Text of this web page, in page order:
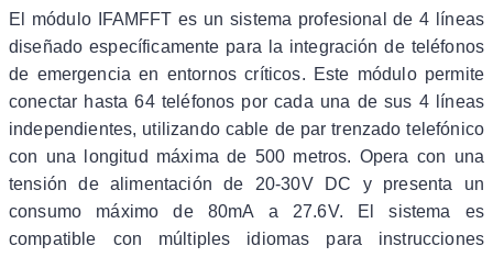
El módulo IFAMFFT es un sistema profesional de 4 líneas
diseñado específicamente para la integración de teléfonos
de emergencia en entornos críticos. Este módulo permite
conectar hasta 64 teléfonos por cada una de sus 4 líneas
independientes, utilizando cable de par trenzado telefónico
con una longitud máxima de 500 metros. Opera con una
tensión de alimentación de 20-30V DC y presenta un
consumo máximo de 80mA a 27.6V. El sistema es
compatible con múltiples idiomas para instrucciones